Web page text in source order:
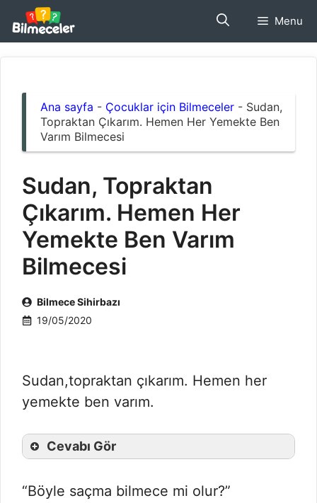
İçeriğe
atla
Menu
Ana sayfa - Çocuklar için Bilmeceler - Sudan,
Topraktan Çıkarım. Hemen Her Yemekte Ben
Varım Bilmecesi
Sudan, Topraktan
Çıkarım. Hemen Her
Yemekte Ben Varım
Bilmecesi
Bilmece Sihirbazı
19/05/2020
Sudan,topraktan çıkarım. Hemen her
yemekte ben varım.
Cevabı Gör
“Böyle saçma bilmece mi olur?”